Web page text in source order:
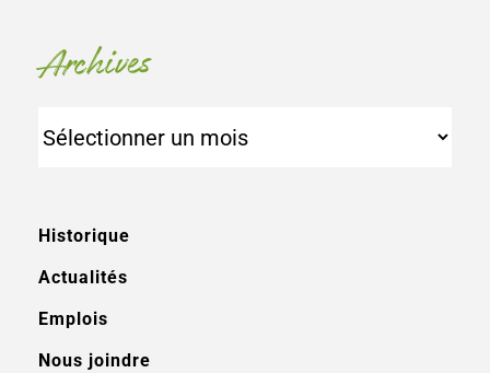
Archives
Historique
Actualités
Emplois
Nous joindre